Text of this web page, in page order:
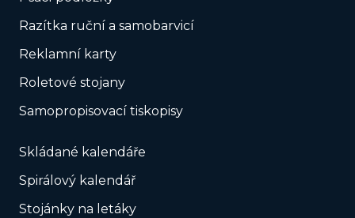
Razítka ruční a samobarvicí
Reklamní karty
Roletové stojany
Samopropisovací tiskopisy
Skládané kalendáře
Spirálový kalendář
Stojánky na letáky